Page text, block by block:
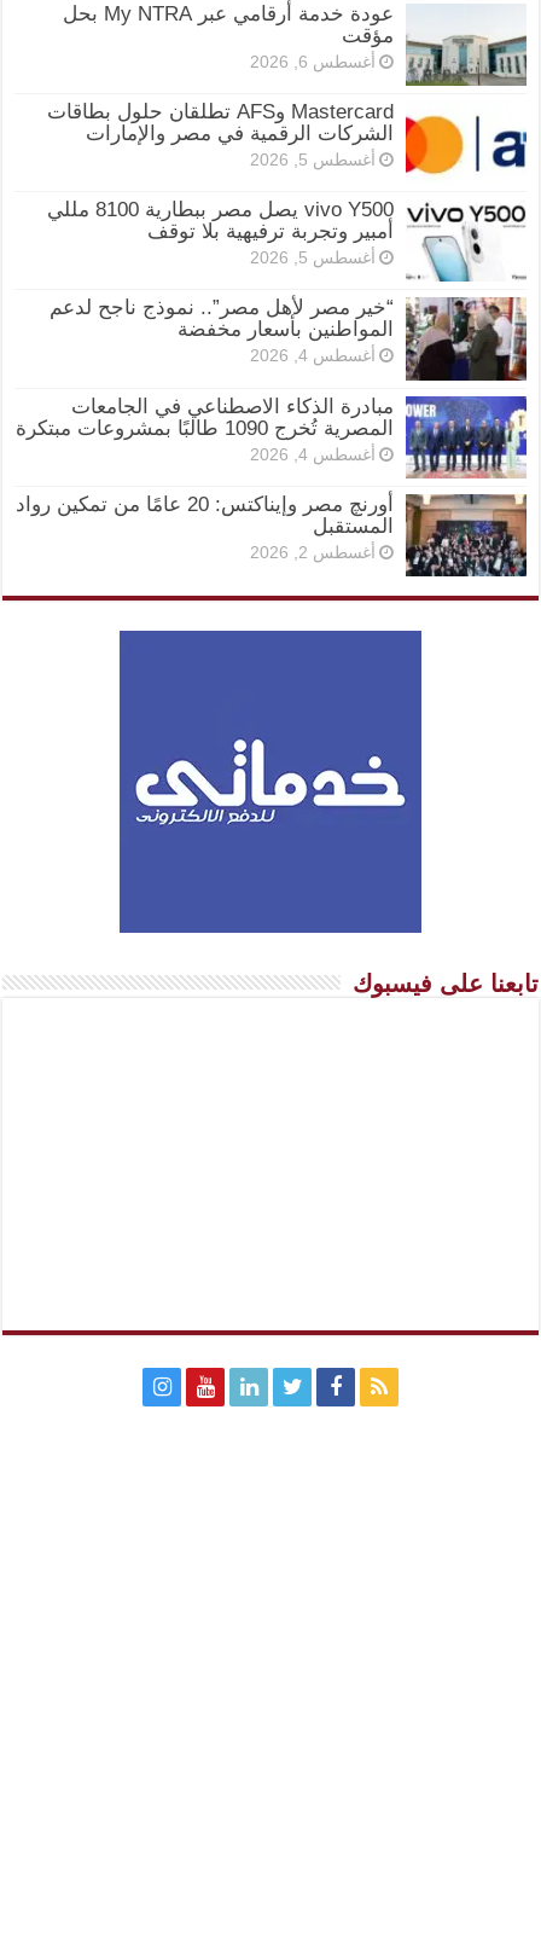
عودة خدمة أرقامي عبر My NTRA بحل
مؤقت
أغسطس 6, 2026
Mastercard وAFS تطلقان حلول بطاقات
الشركات الرقمية في مصر والإمارات
أغسطس 5, 2026
vivo Y500 يصل مصر ببطارية 8100 مللي
أمبير وتجربة ترفيهية بلا توقف
أغسطس 5, 2026
“خير مصر لأهل مصر”.. نموذج ناجح لدعم
المواطنين بأسعار مخفضة
أغسطس 4, 2026
مبادرة الذكاء الاصطناعي في الجامعات
المصرية تُخرج 1090 طالبًا بمشروعات مبتكرة
أغسطس 4, 2026
أورنچ مصر وإيناكتس: 20 عامًا من تمكين رواد
المستقبل
أغسطس 2, 2026
تابعنا على فيسبوك